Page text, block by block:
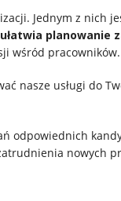
Jednym z nich
ułatwia planowanie
wśród pracowników.
nasze usługi do
odpowiednich
nowych